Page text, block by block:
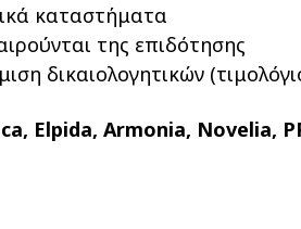
καταστήματα
της επιδότησης
δικαιολογητικών
Elpida, Armonia, Novelia,